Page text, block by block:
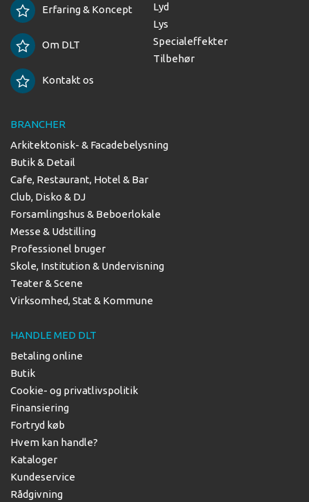
Erfaring & Koncept
Om DLT
Kontakt os
Lyd
Lys
Specialeffekter
Tilbehør
BRANCHER
Arkitektonisk- & Facadebelysning
Butik & Detail
Cafe, Restaurant, Hotel & Bar
Club, Disko & DJ
Forsamlingshus & Beboerlokale
Messe & Udstilling
Professionel bruger
Skole, Institution & Undervisning
Teater & Scene
Virksomhed, Stat & Kommune
HANDLE MED DLT
Betaling online
Butik
Cookie- og privatlivspolitik
Finansiering
Fortryd køb
Hvem kan handle?
Kataloger
Kundeservice
Rådgivning